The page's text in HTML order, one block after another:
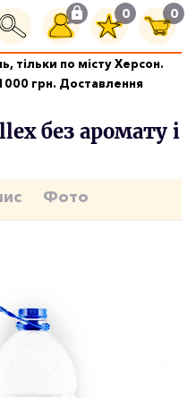
0 0
тільки по місту Херсон.
грн. Доставлення
і барвників 5л
без аромату і
Фото